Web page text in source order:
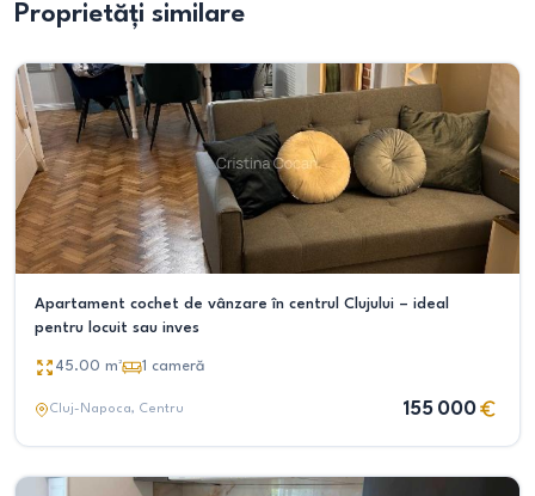
Proprietăți similare
Apartament cochet de vânzare în centrul Clujului – ideal
pentru locuit sau inves
45.00 m² 1 cameră
Cluj-Napoca, Centru 155 000